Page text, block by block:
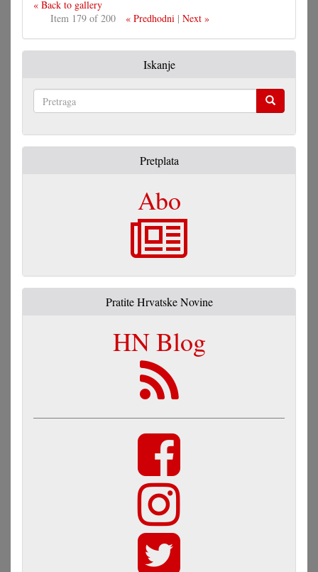
« Back to gallery
Item 179 of 200
« Predhodni| Next »
Iskanje
Pretplata
Abo
Pratite Hrvatske Novine
HN Blog